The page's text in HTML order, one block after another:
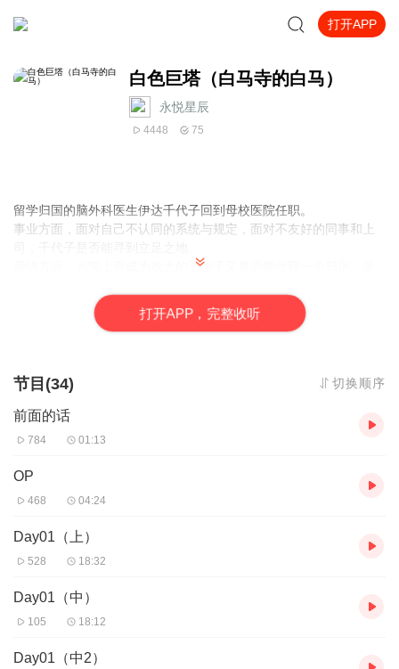
打开APP
白色巨塔（白马寺的白马）
永悦星辰
4448 75
留学归国的脑外科医生伊达千代子回到母校医院任职。
事业方面，面对自己不认同的系统与规定，面对不友好的同事和上
爱情方面，光荣上升成为败犬的千代子又是否能收获一个归宿。是
人与病人之间的差别待遇，医生们个人欲望促使的权力争夺，与医
药公司之间的千丝万缕，面对医疗起诉的黑暗手段......这地方洁净纯
白的外表下，掩埋了多少肮脏。
是同流合污，还是毅然离开，还是...或许...留在这里，改变这里。
爱情篇：
析。八年来，自我惩罚般的拒绝快乐和温暖，只有这样才配得上自
己这样的人。尽管千代子已打定主意独善其身，周围人突如其来的
兴趣却让她措手不及。看不透的上司，温柔的内科医生，闷骚的天
敌，热情的旧友，病人的帅气儿子，看病来的演员，正直的律师，
究竟千代子是否能够解开心结，找到归宿，收获幸福。
打开APP，完整收听
节目(34) 切换顺序
前面的话
784 01:13
OP
468 04:24
Day01（上）
528 18:32
Day01（中）
105 18:12
Day01（中2）